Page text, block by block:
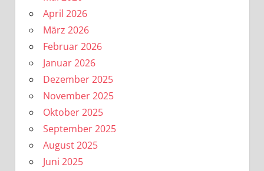
April 2026
März 2026
Februar 2026
Januar 2026
Dezember 2025
November 2025
Oktober 2025
September 2025
August 2025
Juni 2025